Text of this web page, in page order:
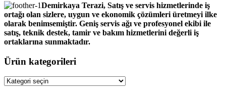
Demirkaya Terazi, Satış ve servis hizmetlerinde iş
ortağı olan sizlere, uygun ve ekonomik çözümleri üretmeyi ilke
olarak benimsemiştir. Geniş servis ağı ve profesyonel ekibi ile
satış, teknik destek, tamir ve bakım hizmetlerini değerli iş
ortaklarına sunmaktadır.
Ürün kategorileri